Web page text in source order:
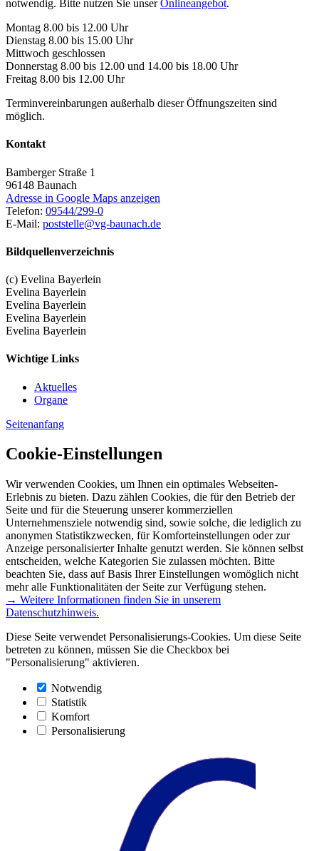
notwendig. Bitte nutzen Sie unserOnlineangebot.
Montag 8.00 bis 12.00 Uhr
Dienstag 8.00 bis 15.00 Uhr
Mittwoch geschlossen
Donnerstag 8.00 bis 12.00 und 14.00 bis 18.00 Uhr
Freitag 8.00 bis 12.00 Uhr
Terminvereinbarungen außerhalb dieser Öffnungszeiten sind
möglich.
Kontakt
Bamberger Straße 1
96148 Baunach
Adresse in Google Maps anzeigen
Telefon: 09544/299-0
E-Mail: poststelle@vg-baunach.de
Bildquellenverzeichnis
(c) Evelina Bayerlein
Evelina Bayerlein
Evelina Bayerlein
Evelina Bayerlein
Evelina Bayerlein
Wichtige Links
Aktuelles
Organe
Seitenanfang
Cookie-Einstellungen
Wir verwenden Cookies, um Ihnen ein optimales Webseiten-
Erlebnis zu bieten. Dazu zählen Cookies, die für den Betrieb der
Seite und für die Steuerung unserer kommerziellen
Unternehmensziele notwendig sind, sowie solche, die lediglich zu
anonymen Statistikzwecken, für Komforteinstellungen oder zur
Anzeige personalisierter Inhalte genutzt werden. Sie können selbst
entscheiden, welche Kategorien Sie zulassen möchten. Bitte
beachten Sie, dass auf Basis Ihrer Einstellungen womöglich nicht
mehr alle Funktionalitäten der Seite zur Verfügung stehen.
→ Weitere Informationen finden Sie in unserem
Datenschutzhinweis.
Diese Seite verwendet Personalisierungs-Cookies. Um diese Seite
betreten zu können, müssen Sie die Checkbox bei
"Personalisierung" aktivieren.
Notwendig
Statistik
Komfort
Personalisierung